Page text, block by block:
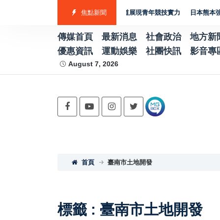
焦點新聞
奪7金2銀4銅 游泳射箭籃球跆拳道展現青年競技實力 日本熊本強震賑
傳媒首頁 最新消息 社會政治
地方新
優惠資訊
運動娛樂 社團快訊 影音專
August 7, 2026
首頁 臺南市土地開發
標籤 : 臺南市土地開發